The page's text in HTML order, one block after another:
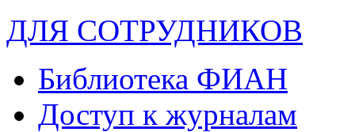
ДЛЯ СОТРУДНИКОВ
Библиотека ФИАН
Доступ к журналам